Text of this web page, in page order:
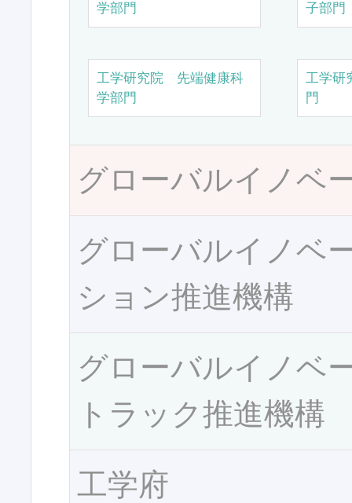
学部門
子部門
工学研究院 先端健康科
学部門
工学研
門
グローバルイノベ
グローバルイノベ
ション推進機構
グローバルイノベ
トラック推進機構
工学府